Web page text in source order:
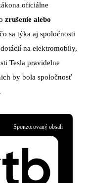
oficiálne
zrušenie alebo
sa týka aj spoločnosti
na elektromobily,
Tesla pravidelne
by bola spoločnosť
Sponzorovaný obsah